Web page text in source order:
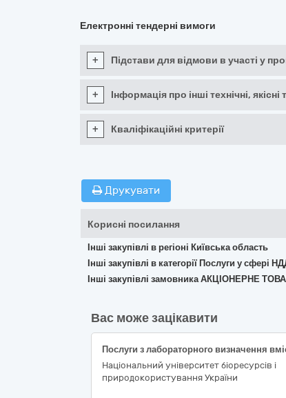
Електронні тендерні вимоги
+ Підстави для відмови в участі у
+ Інформація про інші технічні,
+ Кваліфікаційні критерії
Друкувати
Корисні посилання
Інші закупівлі в регіоні Київська область
Інші закупівлі в категорії Послуги у сфері
Інші закупівлі замовника АКЦІОНЕРНЕ
Вас може зацікавити
Національний університет біоресурсів і
природокористування України